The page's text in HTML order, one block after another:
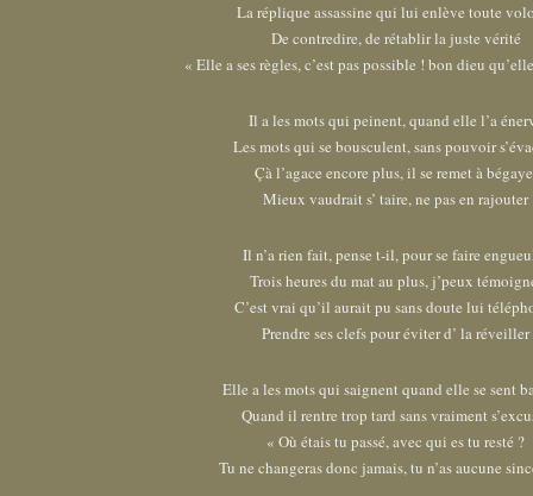
La réplique assassine qui lui enlève toute
De contredire, de rétablir la juste vérité
« Elle a ses règles, c’est pas possible ! bon dieu
Il a les mots qui peinent, quand elle l’a
Les mots qui se bousculent, sans pouvoir
Çà l’agace encore plus, il se remet à
Mieux vaudrait s’ taire, ne pas en rajouter
Il n’a rien fait, pense t-il, pour se faire
Trois heures du mat au plus, j’peux
C’est vrai qu’il aurait pu sans doute lui
Prendre ses clefs pour éviter d’ la réveiller
Elle a les mots qui saignent quand elle se sent
Quand il rentre trop tard sans vraiment
« Où étais tu passé, avec qui es tu resté ?
Tu ne changeras donc jamais, tu n’as aucune